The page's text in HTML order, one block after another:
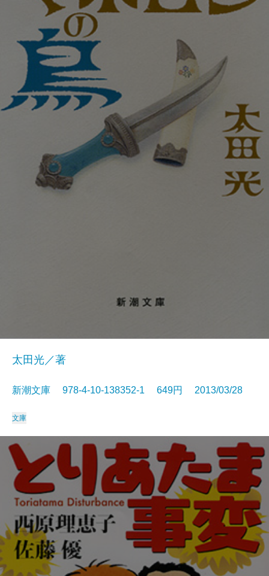
太田光／著
新潮文庫 978-4-10-138352-1 649円 2013/03/28
文庫